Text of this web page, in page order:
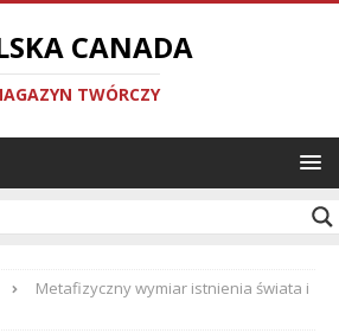
CANADA
TWÓRCZY
Metafizyczny wymiar istnienia świata i